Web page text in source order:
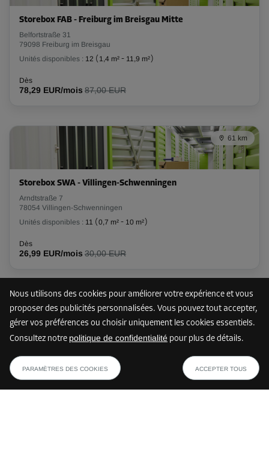
Nous utilisons des cookies pour améliorer votre expérience et vous
proposer des publicités personnalisées. Vous pouvez tout accepter,
gérer vos préférences ou choisir uniquement les cookies essentiels.
Consultez notre politique de confidentialité pour plus de détails.
PARAMÈTRES DES COOKIES ACCEPTER TOUS
Storebox FAB - Freiburg im Breisgau Mitte
Belfortstraße 31
79098 Freiburg im Breisgau
Unités disponibles : 12 ( 1,4 m² - 11,9 m²)
Dès
78,29 EUR/mois 87,00 EUR
61 km
Storebox SWA - Villingen-Schwenningen
Arndtstraße 7
78054 Villingen-Schwenningen
Unités disponibles : 11 (0,7 m² - 10 m²)
Dès
26,99 EUR/mois 30,00 EUR
76133 Karlsruhe
55,00 EUR/mois AFFICHER LE PLAN